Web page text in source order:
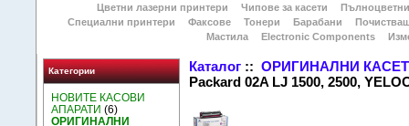
Цветни лазерни принтери
Чипове за касети
Специални принтери
Факсове Тонери Барабани
Мастила
Electronic Components
Категории
НОВИТЕ КАСОВИ
АПАРАТИ (6)
ОРИГИНАЛНИ
Каталог ::ОРИГИНАЛНИ
Packard 02A LJ 1500, 2500,